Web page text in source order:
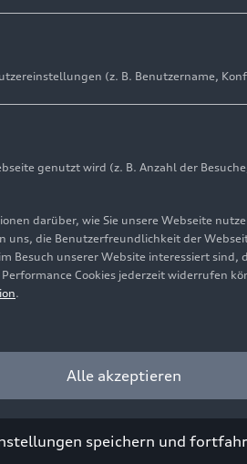
honorarfrei
(z. B. Benutzername,
genutzt wird (z. B. Anzahl der
darüber, wie Sie unsere Webseite
die Benutzerfreundlichkeit der
Besuch unserer Website interessiert
Cookies jederzeit widerrufen
.
Alle akzeptieren
speichern und